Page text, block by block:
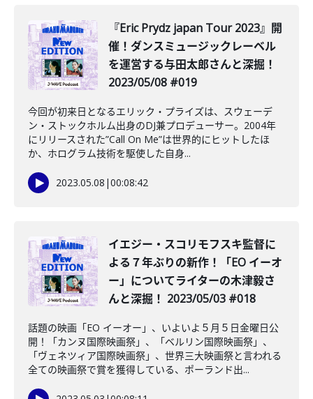
『Eric Prydz japan Tour 2023』開
催！ダンスミュージックレーベル
を運営する与田太郎さんと深掘！
2023/05/08 #019
今回が初来日となるエリック・プライズは、スウェーデ
ン・ストックホルム出身のDJ兼プロデューサー。2004年
にリリースされた”Call On Me”は世界的にヒットしたほ
か、ホログラム技術を駆使した自身...
2023.05.08 |00:08:42
イエジー・スコリモフスキ監督に
よる７年ぶりの新作！「EO イーオ
ー」についてライターの木津毅さ
んと深掘！ 2023/05/03 #018
話題の映画「EO イーオー」、いよいよ５月５日金曜日公
開！「カンヌ国際映画祭」、「ベルリン国際映画祭」、
「ヴェネツィア国際映画祭」、世界三大映画祭と言われる
全ての映画祭で賞を獲得している、ポーランド出...